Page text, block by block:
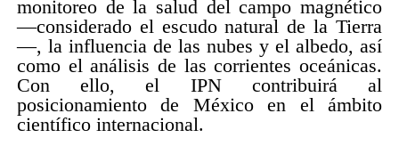
monitoreo de la salud del campo magnético
—considerado el escudo natural de la Tierra
—, la influencia de las nubes y el albedo, así
como el análisis de las corrientes oceánicas.
Con ello, el IPN contribuirá al
posicionamiento de México en el ámbito
científico internacional.